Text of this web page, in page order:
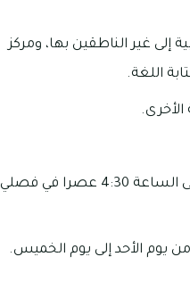
إلى غير الناطقين بها، ومركز
اللغة.
مواعيد العمل في المعهد من يوم الأحد إلى الخميس تبدأ من الساعة 8 صباحا وحتى الساعة 4:30 عصرا في فصلي